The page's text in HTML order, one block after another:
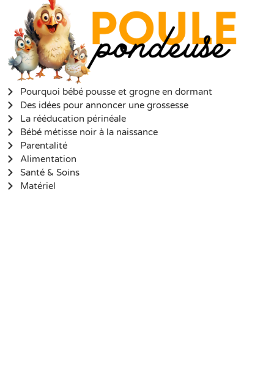
Pourquoi bébé pousse et grogne en dormant
Des idées pour annoncer une grossesse
La rééducation périnéale
Bébé métisse noir à la naissance
Parentalité
Alimentation
Santé & Soins
Matériel